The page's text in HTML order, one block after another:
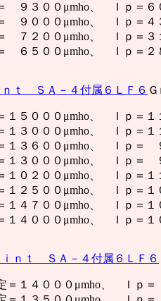
９３００μmho、 Ｉｐ＝６
９０００μmho、 Ｉｐ＝４
７２００μmho、 Ｉｐ＝３
６５００μmho、 Ｉｐ＝２
ｎｔ ＳＡ－４付属６ＬＦ６
１５０００μmho、 Ｉｐ＝１
１３０００μmho、 Ｉｐ＝１
１３６００μmho、 Ｉｐ＝
１３０００μmho、 Ｉｐ＝
１０２００μmho、 Ｉｐ＝１
１２５００μmho、 Ｉｐ＝１
１４７００μmho、 Ｉｐ＝１
１４０００μmho、 Ｉｐ＝１
ｉｎｔ ＳＡ－４付属６ＬＦ６
＝１４０００μmho、 Ｉｐ